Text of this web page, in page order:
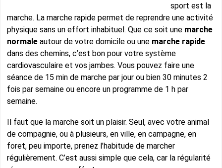
sport est la
marche. La marche rapide permet de reprendre une activité
physique sans un effort inhabituel. Que ce soit une marche
normale autour de votre domicile ou une marche rapide
dans des chemins, c’est bon pour votre système
cardiovasculaire et vos jambes. Vous pouvez faire une
séance de 15 min de marche par jour ou bien 30 minutes 2
fois par semaine ou encore un programme de 1 h par
semaine.
Il faut que la marche soit un plaisir. Seul, avec votre animal
de compagnie, ou à plusieurs, en ville, en campagne, en
foret, peu importe, prenez l’habitude de marcher
régulièrement. C’est aussi simple que cela, car la régularité